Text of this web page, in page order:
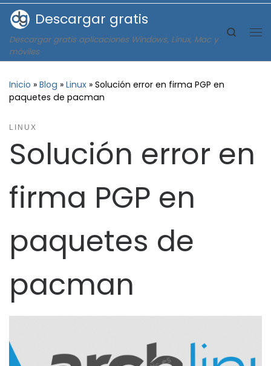
Saltar al contenido
Descargar gratis
Descargar gratis aplicaciones Windows, Linux, Mac y
móviles
Search
Inicio » Blog » Linux » Solución error en firma PGP en
paquetes de pacman
LINUX
Solución error en
firma PGP en
paquetes de
pacman